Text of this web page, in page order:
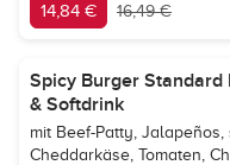
14,84 € 16,49 €
Spicy Burger Standard
& Softdrink
mit Beef-Patty,
Cheddarkäse, Tomaten,